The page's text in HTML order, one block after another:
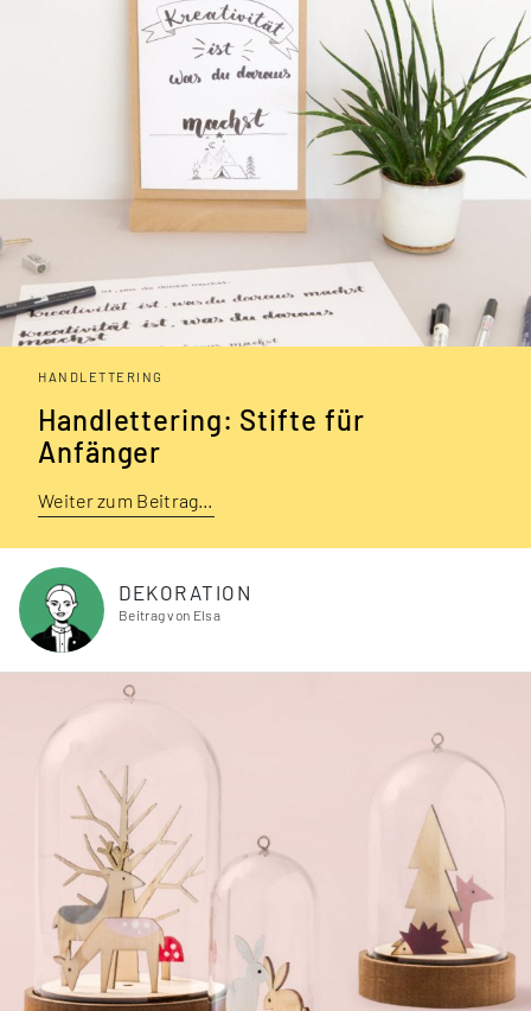
HANDLETTERING
Handlettering: Stifte für
Anfänger
Weiter zum Beitrag…
DEKORATION
Beitrag von Elsa